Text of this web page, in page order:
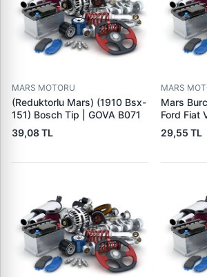
MARS MOTORU
(Reduktorlu Mars) (1910 Bsx-
151) Bosch Tip | GOVA B071
39,08 TL
MARS
Mars
Ford Fiat
GOVA
29,55 TL